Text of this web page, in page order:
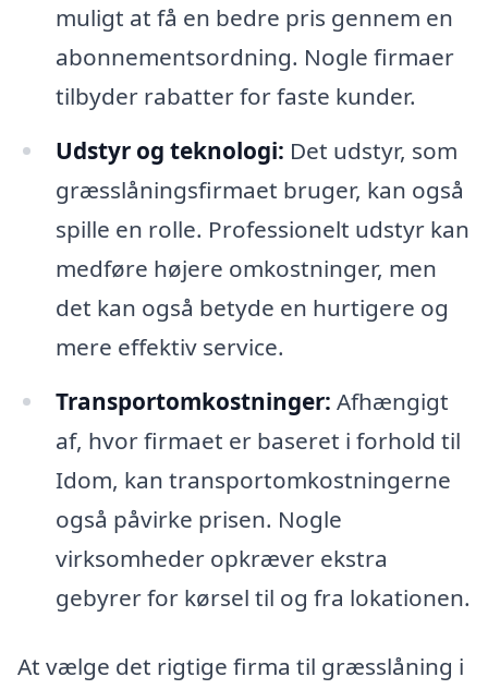
muligt at få en bedre pris gennem en
abonnementsordning. Nogle firmaer
tilbyder rabatter for faste kunder.
Udstyr og teknologi: Det udstyr, som
græsslåningsfirmaet bruger, kan også
spille en rolle. Professionelt udstyr kan
medføre højere omkostninger, men
det kan også betyde en hurtigere og
mere effektiv service.
Transportomkostninger: Afhængigt
af, hvor firmaet er baseret i forhold til
Idom, kan transportomkostningerne
også påvirke prisen. Nogle
virksomheder opkræver ekstra
gebyrer for kørsel til og fra lokationen.
At vælge det rigtige firma til græsslåning i